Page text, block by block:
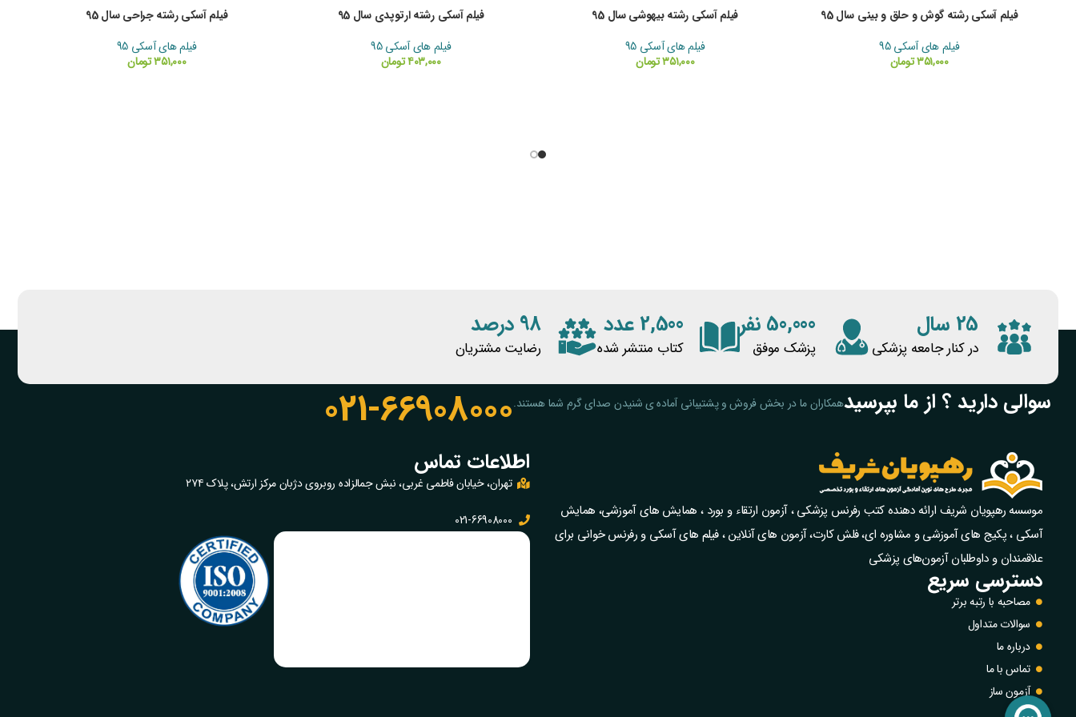
25 سال
در کنار جامعه پزشکی
50,000 نفر
پزشک موفق
2,500 عدد
کتاب منتشر شده
98 درصد
رضایت مشتریان
سوالی دارید ؟ از ما بپرسیدهمکاران ما در بخش فروش و پشتیبانی آماده ی شنیدن صدای گرم شما هستند.021-66908000
موسسه رهپویان شریف ارائه دهنده کتب رفرنس پزشکی ، آزمون ارتقاء و بورد ، همایش های آموزشی، همایش
آسکی ، پکیج‌ های آموزشی و مشاوره‌ ای، فلش کارت، آزمون‌ های آنلاین ، فیلم‌ های آسکی و رفرنس خوانی برای
علاقمندان و داوطلبان آزمون‌های پزشکی
دسترسی سریع
مصاحبه با رتبه برتر
سوالات متداول
درباره ما
تماس با ما
آزمون ساز
اطلاعات تماس
تهران، خیابان فاطمی غربی، نبش جمالزاده روبروی دژبان مرکز ارتش، پلاک ۲۷۴
021-66908000